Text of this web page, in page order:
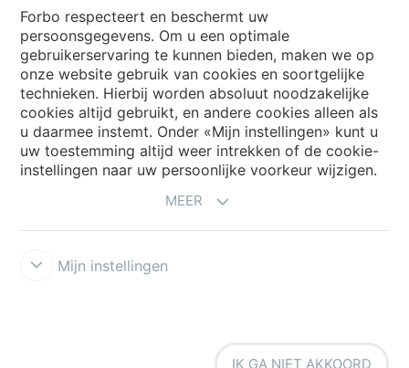
Forbo Flooring Systems
Forbo Movement Systems
Kies een land
Privacyverklaring Cookies Forbo
Forbo respecteert en beschermt uw
persoonsgegevens. Om u een optimale
gebruikerservaring te kunnen bieden, maken we op
onze website gebruik van cookies en soortgelijke
technieken. Hierbij worden absoluut noodzakelijke
cookies altijd gebruikt, en andere cookies alleen als
u daarmee instemt. Onder «Mijn instellingen» kunt u
uw toestemming altijd weer intrekken of de cookie-
instellingen naar uw persoonlijke voorkeur wijzigen.
MEER
Mijn instellingen
IK GA NIET AKKOORD